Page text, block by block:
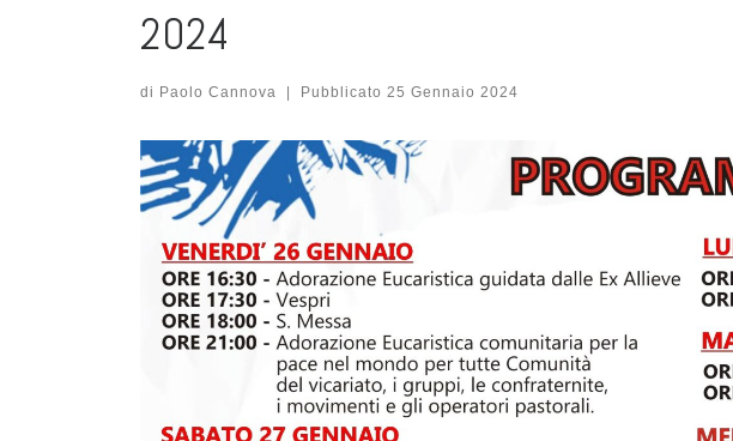
2024
di Paolo Cannova | Pubblicato 25 Gennaio 2024